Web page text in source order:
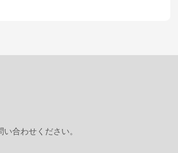
合わせください。